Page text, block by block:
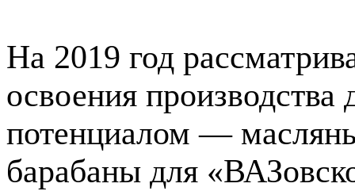
На 2019 год
освоения
потенциалом —
барабаны для